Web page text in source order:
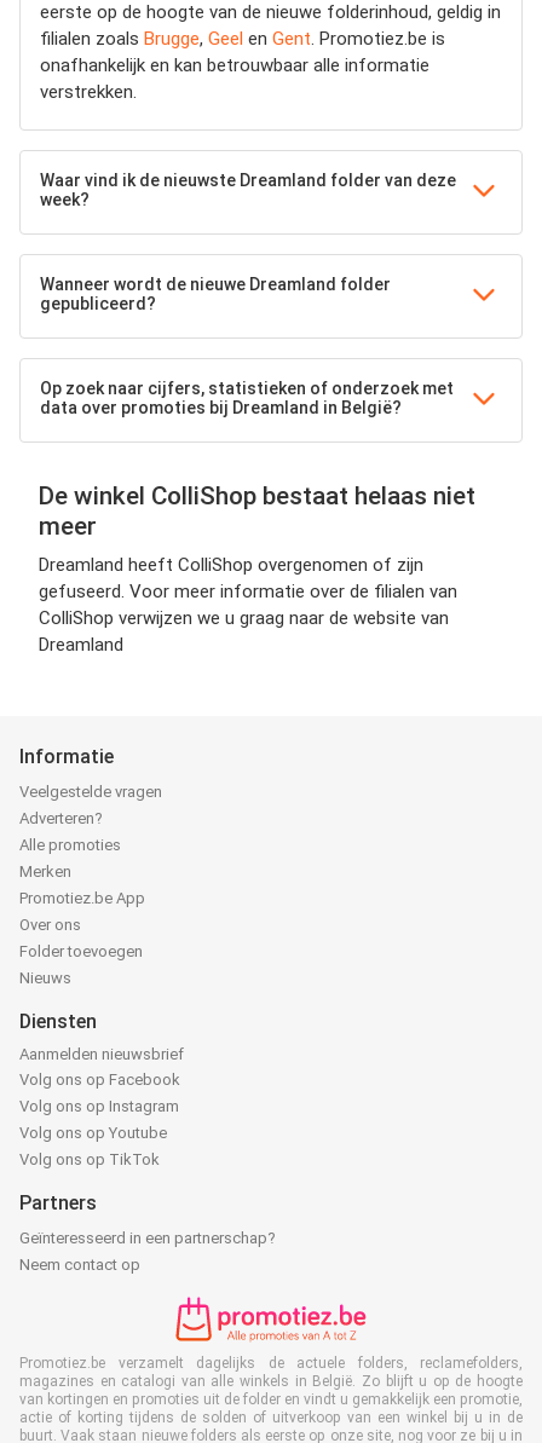
eerste op de hoogte van de nieuwe folderinhoud, geldig in
filialen zoals Brugge, Geel en Gent. Promotiez.be is
onafhankelijk en kan betrouwbaar alle informatie
verstrekken.
Waar vind ik de nieuwste Dreamland folder van deze
week?
Wanneer wordt de nieuwe Dreamland folder
gepubliceerd?
Op zoek naar cijfers, statistieken of onderzoek met
data over promoties bij Dreamland in België?
De winkel ColliShop bestaat helaas niet
meer
Dreamland heeft ColliShop overgenomen of zijn
gefuseerd. Voor meer informatie over de filialen van
ColliShop verwijzen we u graag naar de website van
Dreamland
Informatie
Veelgestelde vragen
Adverteren?
Alle promoties
Merken
Promotiez.be App
Over ons
Folder toevoegen
Nieuws
Diensten
Aanmelden nieuwsbrief
Volg ons op Facebook
Volg ons op Instagram
Volg ons op Youtube
Volg ons op TikTok
Partners
Geïnteresseerd in een partnerschap?
Neem contact op
Promotiez.be verzamelt dagelijks de actuele folders, reclamefolders,
magazines en catalogi van alle winkels in België. Zo blijft u op de hoogte
van kortingen en promoties uit de folder en vindt u gemakkelijk een promotie,
actie of korting tijdens de solden of uitverkoop van een winkel bij u in de
buurt. Vaak staan nieuwe folders als eerste op onze site, nog voor ze bij u in